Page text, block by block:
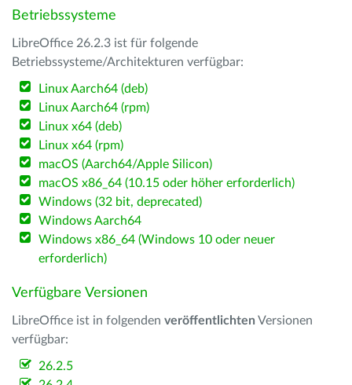
Betriebssysteme
LibreOffice 26.2.3 ist für folgende
Betriebssysteme/Architekturen verfügbar:
Linux Aarch64 (deb)
Linux Aarch64 (rpm)
Linux x64 (deb)
Linux x64 (rpm)
macOS (Aarch64/Apple Silicon)
macOS x86_64 (10.15 oder höher erforderlich)
Windows (32 bit, deprecated)
Windows Aarch64
Windows x86_64 (Windows 10 oder neuer
erforderlich)
Verfügbare Versionen
LibreOffice ist in folgenden veröffentlichten Versionen
verfügbar:
26.2.5